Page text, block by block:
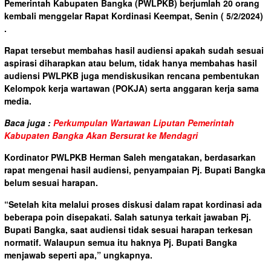
Pemerintah Kabupaten Bangka (PWLPKB) berjumlah 20 orang
kembali menggelar Rapat Kordinasi Keempat, Senin ( 5/2/2024)
.
Rapat tersebut membahas hasil audiensi apakah sudah sesuai
aspirasi diharapkan atau belum, tidak hanya membahas hasil
audiensi PWLPKB juga mendiskusikan rencana pembentukan
Kelompok kerja wartawan (POKJA) serta anggaran kerja sama
media.
Baca juga : Perkumpulan Wartawan Liputan Pemerintah
Kabupaten Bangka Akan Bersurat ke Mendagri
Kordinator PWLPKB Herman Saleh mengatakan, berdasarkan
rapat mengenai hasil audiensi, penyampaian Pj. Bupati Bangka
belum sesuai harapan.
“Setelah kita melalui proses diskusi dalam rapat kordinasi ada
beberapa poin disepakati. Salah satunya terkait jawaban Pj.
Bupati Bangka, saat audiensi tidak sesuai harapan terkesan
normatif. Walaupun semua itu haknya Pj. Bupati Bangka
menjawab seperti apa,” ungkapnya.